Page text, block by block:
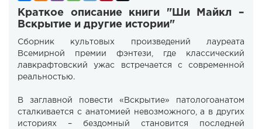
Краткое описание книги "Ши Майкл –
Вскрытие и другие истории"
Сборник культовых произведений лауреата
Всемирной премии фэнтези, где классический
лавкрафтовский ужас встречается с современной
реальностью.
В заглавной повести «Вскрытие» патологоанатом
сталкивается с анатомией невозможного, а в других
историях – бездомный становится последней